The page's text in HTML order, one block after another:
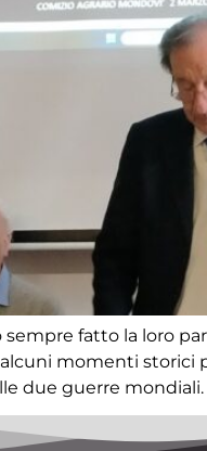
fatto la loro
momenti
due guerre mondiali.